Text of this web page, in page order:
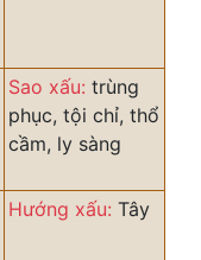
Sao xấu: trùng
phục, tội chỉ, thổ
cầm, ly sàng
Hướng xấu: Tây